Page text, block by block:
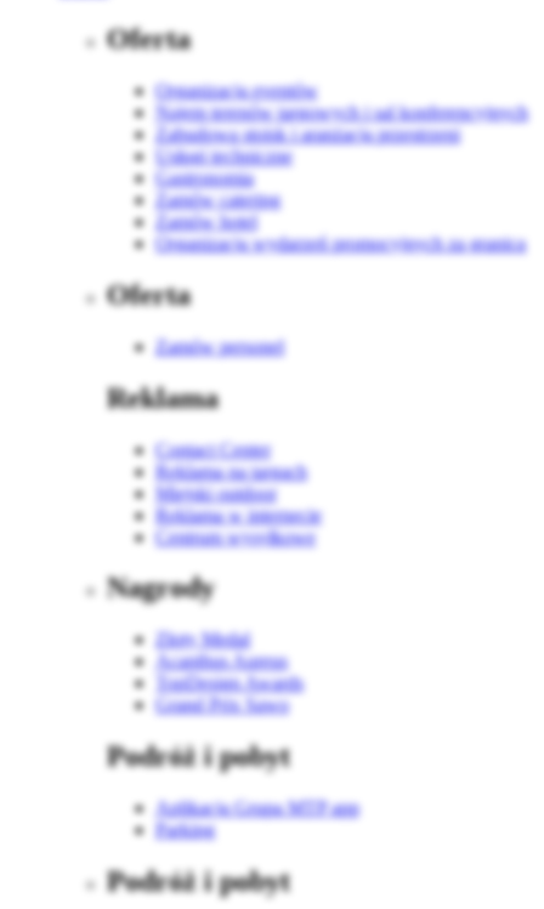
Oferta
Organizacja eventów
Najem terenów targowych i sal konferencyjnych
Zabudowa stoisk i aranżacja przestrzeni
Usługi techniczne
Gastronomia
Zamów catering
Zamów hotel
Organizacja wydarzeń promocyjnych za granicą
Oferta
Zamów personel
Reklama
Contact Center
Reklama na targach
Miejski outdoor
Reklama w internecie
Centrum wysyłkowe
Nagrody
Złoty Medal
Acanthus Aureus
TopDesign Awards
Grand Prix Sawo
Podróż i pobyt
Aplikacja Grupa MTP app
Parking
Podróż i pobyt